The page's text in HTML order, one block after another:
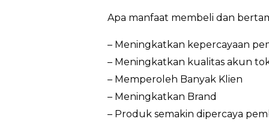
Apa manfaat membeli dan
– Meningkatkan kepercayaan
– Meningkatkan kualitas akun
– Memperoleh Banyak Klien
– Meningkatkan Brand
– Produk semakin dipercaya